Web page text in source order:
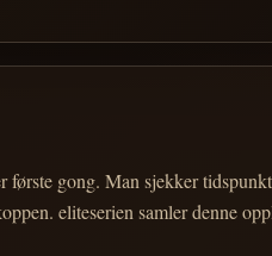
gong. Man sjekker
eliteserien samler denne